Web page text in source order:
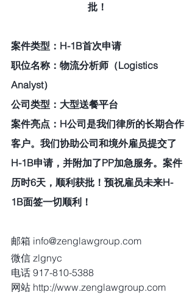
批！
案件类型：H-1B首次申请
职位名称：物流分析师（Logistics
Analyst）
公司类型：大型送餐平台
案件亮点：H公司是我们律所的长期合作
客户。我们协助公司和境外雇员提交了
H-1B申请，并附加了PP加急服务。案件
历时6天，顺利获批！预祝雇员未来H-
1B面签一切顺利！
邮箱 info@zenglawgroup.com
微信 zlgnyc
电话 917-810-5388
网站 http://www.zenglawgroup.com